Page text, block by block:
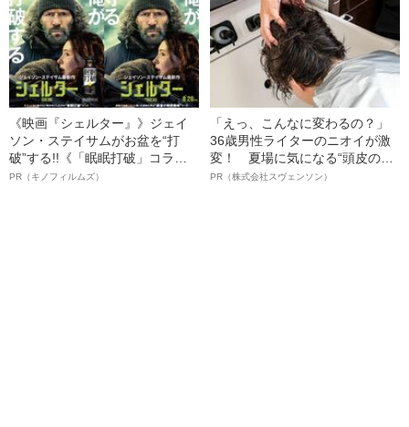
《映画『シェルター』》ジェイ
ソン・ステイサムがお盆を“打
破”する!!《「眠眠打破」コラ
ボ》
PR（キノフィルムズ）
「えっ、こんなに変わるの？」
36歳男性ライターのニオイが激
変！ 夏場に気になる“頭皮のニ
オイ”や“ベタつき”を解消す
PR（株式会社スヴェンソン）